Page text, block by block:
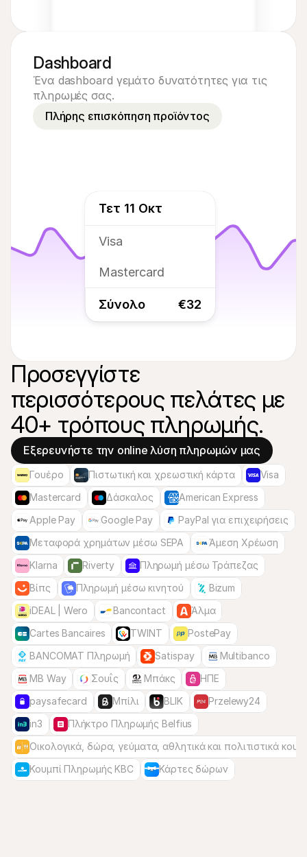
Acme Inc
Dashboard
Ένα dashboard γεμάτο δυνατότητες για τις
πληρωμές σας.
Πλήρης επισκόπηση προϊόντος
Τετ 11 Οκτ
Visa
Mastercard
Σύνολο €32
Προσεγγίστε
περισσότερους πελάτες με
40+ τρόπους πληρωμής.
Εξερευνήστε την online λύση πληρωμών μας
Γουέρο Πιστωτική και χρεωστική κάρτα
Visa
Mastercard
Δάσκαλος
American Express
Apple Pay
Google Pay
PayPal για επιχειρήσεις
Μεταφορά χρημάτων μέσω SEPA
Άμεση Χρέωση
Klarna
Riverty
Πληρωμή μέσω Τράπεζας
Βίπς
Πληρωμή μέσω κινητού
Bizum
iDEAL | Wero
Bancontact
Άλμα
Cartes Bancaires
TWINT
PostePay
BANCOMAT Πληρωμή
Satispay
Multibanco
MB Way
Σουΐς Μπάκς
ΗΠΕ
paysafecard
Μπίλι BLIK
Przelewy24
in3
Πλήκτρο Πληρωμής Belfius
Οικολογικά, δώρα, γεύματα, αθλητικά και πολιτιστικά
Κουμπί Πληρωμής KBC
Κάρτες δώρων